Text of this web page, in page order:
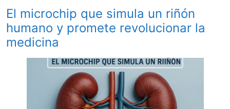
El microchip que simula un riñón
humano y promete revolucionar la
medicina